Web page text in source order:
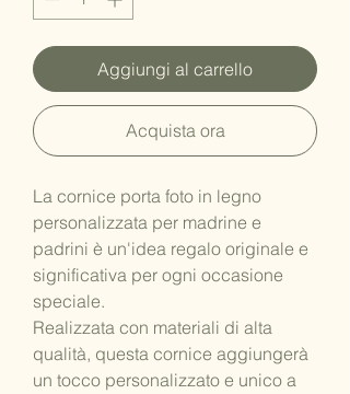
Aggiungi al carrello
Acquista ora
La cornice porta foto in legno
personalizzata per madrine e
padrini è un'idea regalo originale e
significativa per ogni occasione
speciale.
Realizzata con materiali di alta
qualità, questa cornice aggiungerà
un tocco personalizzato e unico a